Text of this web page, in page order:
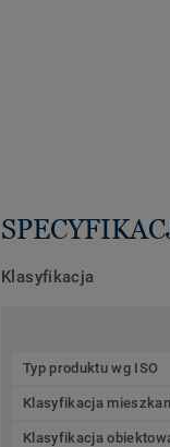
Klasyfikacja
Typ produktu wg ISO
Klasyfikacja
Klasyfikacja